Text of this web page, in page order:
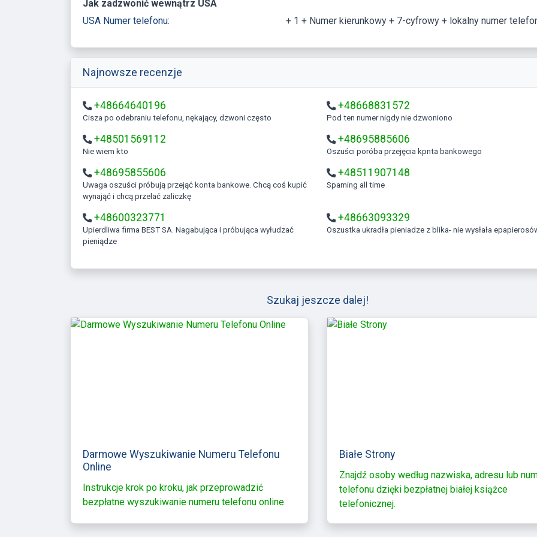
Jak zadzwonić wewnątrz USA
USA Numer telefonu:
+ 1 + Numer kierunkowy + 7-cyfrowy + lokalny numer
Najnowsze recenzje
+48664640196
Cisza po odebraniu telefonu, nękający, dzwoni często
+48668831572
Pod ten numer nigdy nie dzwoniono
+48501569112
Nie wiem kto
+48695885606
Oszuści poróba przejęcia kpnta bankowego
+48695855606
Uwaga oszuści próbują przejąć konta bankowe. Chcą coś kupić
wynająć i chcą przelać zaliczkę
+48511907148
Spaming all time
+48600323771
Upierdliwa firma BEST SA. Nagabująca i próbująca wyłudzać
pieniądze
+48663093329
Oszustka ukradła pieniadze z blika- nie wysłała
Szukaj jeszcze dalej!
Darmowe Wyszukiwanie Numeru Telefonu
Online
Instrukcje krok po kroku, jak przeprowadzić
bezpłatne wyszukiwanie numeru telefonu online
Białe Strony
Znajdź osoby według nazwiska, adresu lub
telefonu dzięki bezpłatnej białej książce
telefonicznej.